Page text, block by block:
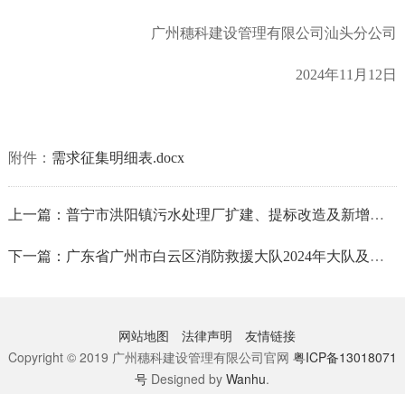
广州穗科建设管理有限公司汕头分公司
2024年11月12日
附件： 需求征集明细表.docx
上一篇：普宁市洪阳镇污水处理厂扩建、提标改造及新增配套管网建设工程排口溯源摸查服务市场价格调查邀请函公告
下一篇：广东省广州市白云区消防救援大队2024年大队及属下各消防队站食堂食材配送项目采购需求征求意见公告
网站地图 法律声明
友情链接
Copyright © 2019 广州穗科建设管理有限公司官网 粤ICP备13018071
号 Designed byWanhu.